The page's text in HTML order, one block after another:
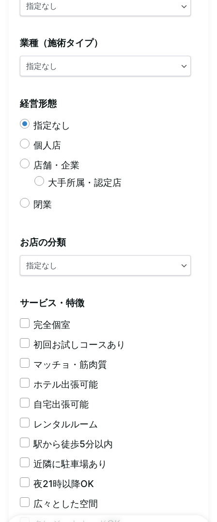
業種（施術タイプ）
経営形態
指定なし
個人店
店舗・企業
大手所属・認定店
閉業
お店の分類
サービス・特徴
完全個室
初回お試しコースあり
マッチョ・筋肉質
ホテル出張可能
自宅出張可能
レンタルルーム
駅から徒歩5分以内
近隣に駐車場あり
夜21時以降OK
広々とした空間